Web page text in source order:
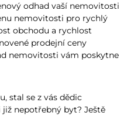
odhad vaší nemovitosti
nemovitosti pro rychlý
obchodu a rychlost
prodejní ceny
nemovitosti vám poskytne
stal se z vás dědic
nepotřebný byt? Ještě